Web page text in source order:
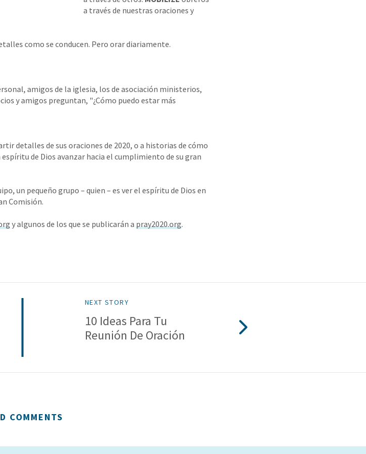
a través de nuestras oraciones y
como se conducen. Pero orar diariamente.
amigos de la iglesia, los de asociación ministerios,
y amigos preguntan, "¿Cómo puedo estar más
detalles de sus oraciones de 2020, o a historias de cómo
de Dios avanzar hacia el cumplimiento de su gran
un pequeño grupo – quien – es ver el espíritu de Dios en
Comisión.
y algunos de los que se publicarán a pray2020.org.
NEXT STORY
10 Ideas Para Tu
Reunión De Oración
COMMENTS